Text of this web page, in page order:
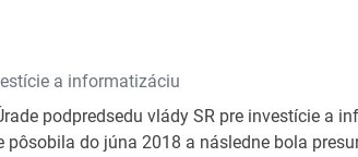
a informatizáciu
podpredsedu vlády SR pre investície a
pôsobila do júna 2018 a následne bola